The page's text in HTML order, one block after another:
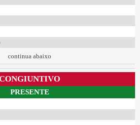
continua abaixo
PRESENTE